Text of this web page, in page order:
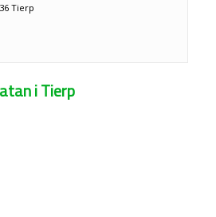
Tierp
i Tierp